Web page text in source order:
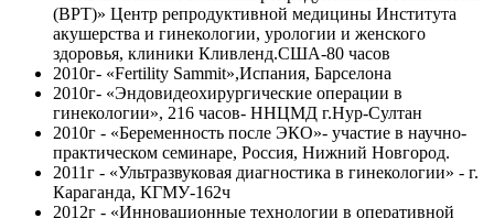
(ВРТ)» Центр репродуктивной медицины Института
акушерства и гинекологии, урологии и женского
здоровья, клиники Кливленд.США-80 часов
2010г- «Fertility Sammit»,Испания, Барселона
2010г- «Эндовидеохирургические операции в
гинекологии», 216 часов- ННЦМД г.Нур-Султан
2010г - «Беременность после ЭКО»- участие в научно-
практическом семинаре, Россия, Нижний Новгород.
2011г - «Ультразвуковая диагностика в гинекологии» - г.
Караганда, КГМУ-162ч
2012г - «Инновационные технологии в оперативной